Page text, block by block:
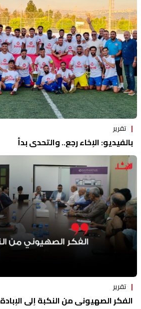
تقرير
بالفيديو: الإخاء رجع.. والتحدي بدأ
تقرير
الفكر الصهيوني من النكبة إلى الإبادة